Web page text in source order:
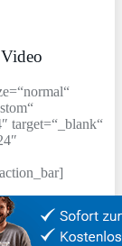
target=“_blank“